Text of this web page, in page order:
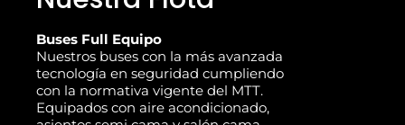
Buses Full Equipo
Nuestros buses con la más avanzada
tecnología en seguridad cumpliendo
con la normativa vigente del MTT.
Equipados con aire acondicionado,